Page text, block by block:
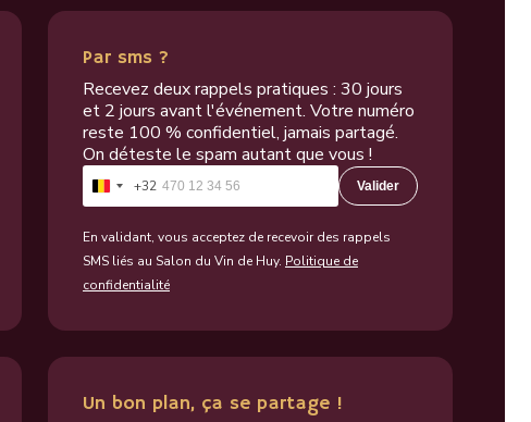
Par sms ?
Recevez deux rappels pratiques : 30 jours
et 2 jours avant l'événement. Votre numéro
reste 100 % confidentiel, jamais partagé.
On déteste le spam autant que vous !
Belgique
+32 Valider
En validant, vous acceptez de recevoir des rappels
SMS liés au Salon du Vin de Huy. Politique de
confidentialité
Un bon plan, ça se partage !